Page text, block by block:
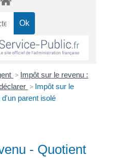
> Impôt sur le revenu :
> Impôt sur le
parent isolé
- Quotient